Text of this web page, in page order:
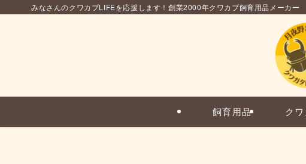
みなさんのクワカブLIFEを応援します！創業2000年クワカブ飼育用品メーカー
飼育用品 ク